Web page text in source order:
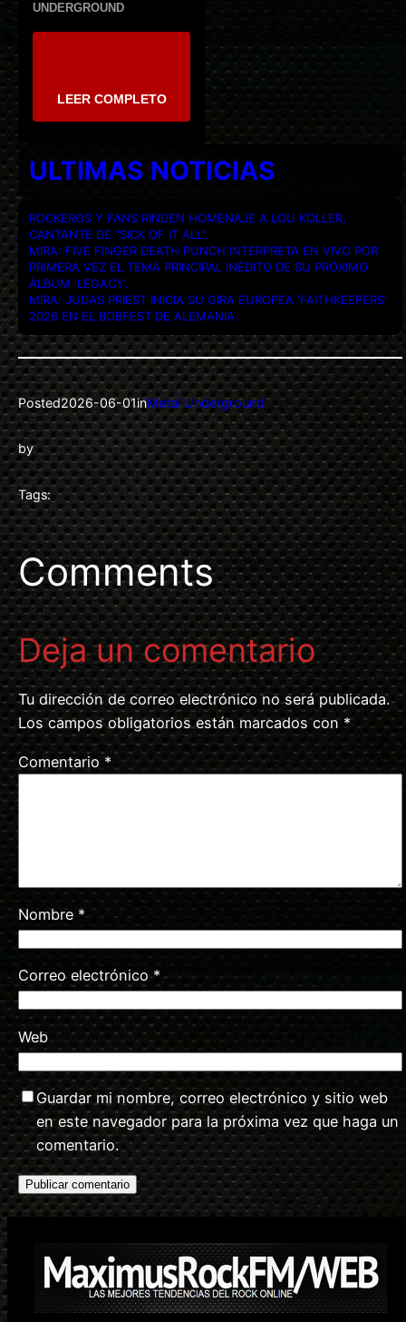
UNDERGROUND
LEER COMPLETO
ULTIMAS NOTICIAS
ROCKEROS Y FANS RINDEN HOMENAJE A LOU KOLLER,
CANTANTE DE “SICK OF IT ALL”.
MIRA: FIVE FINGER DEATH PUNCH INTERPRETA EN VIVO POR
PRIMERA VEZ EL TEMA PRINCIPAL INÉDITO DE SU PRÓXIMO
ÁLBUM ‘LEGACY’.
MIRA: JUDAS PRIEST INICIA SU GIRA EUROPEA ‘FAITHKEEPERS’
2026 EN EL BOBFEST DE ALEMANIA.
Posted2026-06-01inMetal Underground
by
Tags:
Comments
Deja un comentario
Tu dirección de correo electrónico no será publicada.
Los campos obligatorios están marcados con *
Comentario *
Nombre *
Correo electrónico*
Web
Guardar mi nombre, correo electrónico y sitio web
en este navegador para la próxima vez que haga un
comentario.